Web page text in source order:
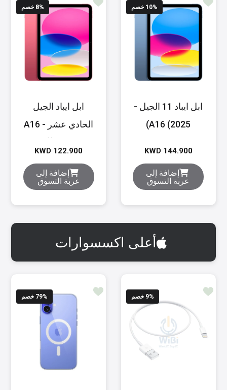
10% خصم
ابل ايباد 11 الجيل -
A16 (2025)
KWD 144.900
إضافة إلى
عربة التسوق
8% خصم
ابل ايباد الجيل
الحادي عشر - A16
(2025)
KWD 122.900
إضافة إلى
عربة التسوق
أعلى اكسسوارات
9% خصم 79% خصم